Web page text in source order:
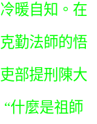
暖自知。在
勤法師的悟
部提刑陳大
什麼是祖師